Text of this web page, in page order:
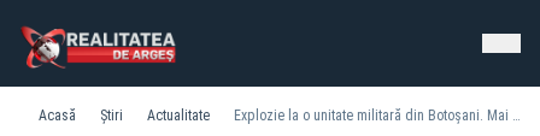
Acasă Știri Actualitate Explozie la o unitate militară din Botoșani. Mai multe persoane au fost grav rănite. Un om este inconștient